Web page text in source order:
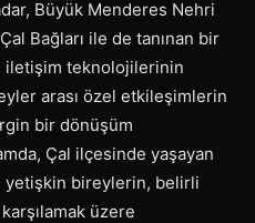
Büyük Menderes Nehri
Bağları ile de tanınan bir
iletişim teknolojilerinin
arası özel etkileşimlerin
bir dönüşüm
Çal ilçesinde yaşayan
yetişkin bireylerin, belirli
üzere